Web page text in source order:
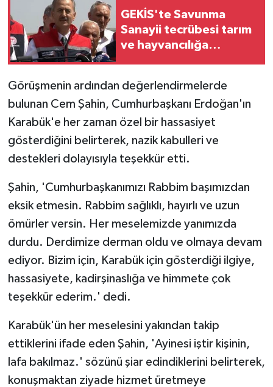
GEKİS'te Savunma
Sanayii tecrübesi tarım
ve hayvancılığa
Görüşmenin ardından değerlendirmelerde
bulunan Cem Şahin, Cumhurbaşkanı Erdoğan'ın
Karabük'e her zaman özel bir hassasiyet
gösterdiğini belirterek, nazik kabulleri ve
destekleri dolayısıyla teşekkür etti.
Şahin, 'Cumhurbaşkanımızı Rabbim başımızdan
eksik etmesin. Rabbim sağlıklı, hayırlı ve uzun
ömürler versin. Her meselemizde yanımızda
durdu. Derdimize derman oldu ve olmaya devam
ediyor. Bizim için, Karabük için gösterdiği ilgiye,
hassasiyete, kadirşinaslığa ve himmete çok
teşekkür ederim.' dedi.
Karabük'ün her meselesini yakından takip
ettiklerini ifade eden Şahin, 'Ayinesi iştir kişinin,
lafa bakılmaz.' sözünü şiar edindiklerini belirterek,
konuşmaktan ziyade hizmet üretmeye